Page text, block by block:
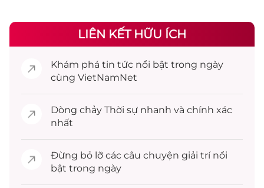
LIÊN KẾT HỮU ÍCH
Khám phá tin tức nổi bật trong ngày
cùng VietNamNet
Dòng chảy Thời sự nhanh và chính xác
nhất
Đừng bỏ lỡ các câu chuyện giải trínổi
bật trong ngày